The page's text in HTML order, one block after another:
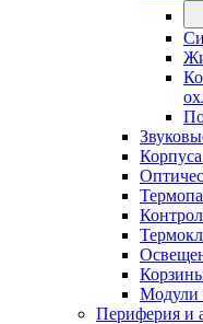
Модули
Периферия и